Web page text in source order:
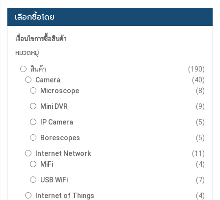
เลือกซื้อโดย
เงื่อนไขการซื้อสินค้า
หมวดหมู่
สินค้า 190รายก
Camera
40รายก
Microscope
8รายก
Mini DVR 9รายก
IP Camera 5รายก
Borescopes 5รายก
Internet Network 11 รายก
MiFi
4รายก
USB WiFi 7รายก
Internet of Things 4รายก